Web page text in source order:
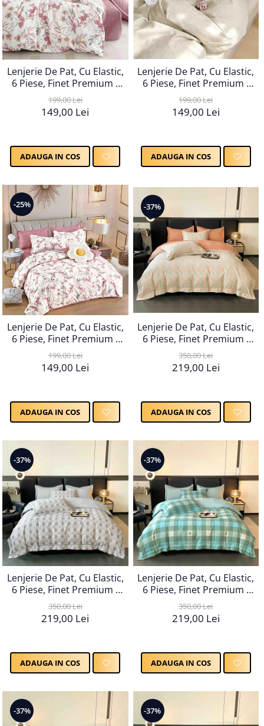
Lenjerie De Pat, Cu Elastic,
6 Piese, Finet Premium -
LPBF6PE115
199,00 Lei
149,00 Lei
ADAUGA IN COS
Lenjerie De Pat, Cu Elastic,
6 Piese, Finet Premium -
LPBF6PE116
199,00 Lei
149,00 Lei
ADAUGA IN COS
-25%
Lenjerie De Pat, Cu Elastic,
6 Piese, Finet Premium -
LPBF6PE117
199,00 Lei
149,00 Lei
ADAUGA IN COS
-37%
Lenjerie De Pat, Cu Elastic,
6 Piese, Finet Premium -
LPBF6PE63
350,00 Lei
219,00 Lei
ADAUGA IN COS
-37%
Lenjerie De Pat, Cu Elastic,
6 Piese, Finet Premium -
LPBF6PE64
350,00 Lei
219,00 Lei
ADAUGA IN COS
-37%
Lenjerie De Pat, Cu Elastic,
6 Piese, Finet Premium -
LPBF6PE66
350,00 Lei
219,00 Lei
ADAUGA IN COS
-37% -37%